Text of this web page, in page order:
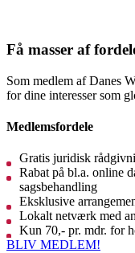
Få masser af
Som medlem af Danes
for dine interesser som
Medlemsfordele
Gratis juridisk
Rabat på bl.a. online
sagsbehandling
Eksklusive
Lokalt netværk med
Kun 70,- pr. mdr. for
BLIV MEDLEM!